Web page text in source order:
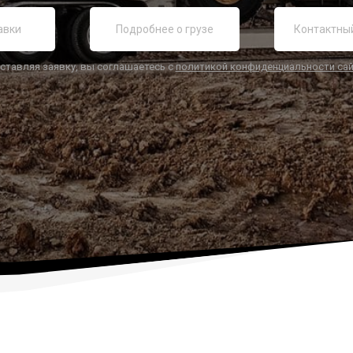
заявку, вы соглашаетесь сполитикой конфиденциальности